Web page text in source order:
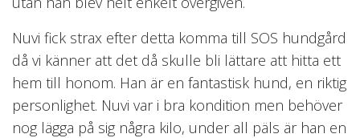
Nuvi fick strax efter detta komma till SOS hundgård
då vi känner att det då skulle bli lättare att hitta ett
hem till honom. Han är en fantastisk hund, en riktig
personlighet. Nuvi var i bra kondition men behöver
nog lägga på sig några kilo, under all päls är han en